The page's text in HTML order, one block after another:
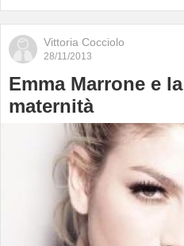
Vittoria Cocciolo
28/11/2013
Emma Marrone e
maternità